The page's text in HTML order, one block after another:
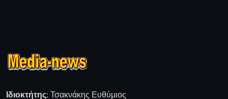
Ιδιοκτήτης: Τσακνάκης Ευθύμιος